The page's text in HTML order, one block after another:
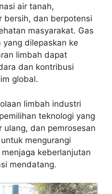
air tanah,
bersih, dan berpotensi
masyarakat. Gas
dilepaskan ke
limbah dapat
dan kontribusi
global.
limbah industri
teknologi yang
ulang, dan pemrosesan
mengurangi
keberlanjutan
mendatang.